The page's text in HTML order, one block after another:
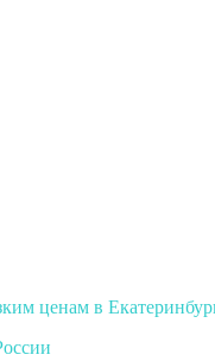
ценам в